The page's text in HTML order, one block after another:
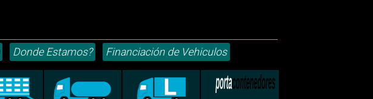
Donde Estamos? Financiación de Vehiculos